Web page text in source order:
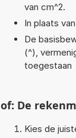
van cm^2.
In plaats
De
(^),
toegestaan
of: De
Kies de